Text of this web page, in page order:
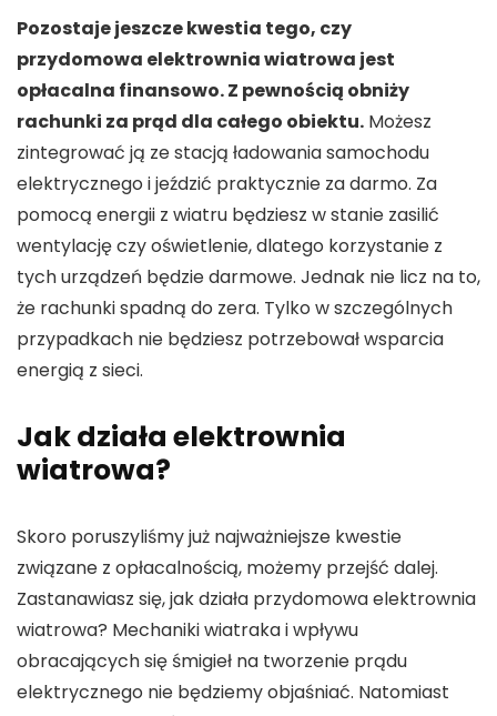
Pozostaje jeszcze kwestia tego, czy
przydomowa elektrownia wiatrowa jest
opłacalna finansowo. Z pewnością obniży
rachunki za prąd dla całego obiektu. Możesz
zintegrować ją ze stacją ładowania samochodu
elektrycznego i jeździć praktycznie za darmo. Za
pomocą energii z wiatru będziesz w stanie zasilić
wentylację czy oświetlenie, dlatego korzystanie z
tych urządzeń będzie darmowe. Jednak nie licz na to,
że rachunki spadną do zera. Tylko w szczególnych
przypadkach nie będziesz potrzebował wsparcia
energią z sieci.
Jak działa elektrownia
wiatrowa?
Skoro poruszyliśmy już najważniejsze kwestie
związane z opłacalnością, możemy przejść dalej.
Zastanawiasz się, jak działa przydomowa elektrownia
wiatrowa? Mechaniki wiatraka i wpływu
obracających się śmigieł na tworzenie prądu
elektrycznego nie będziemy objaśniać. Natomiast